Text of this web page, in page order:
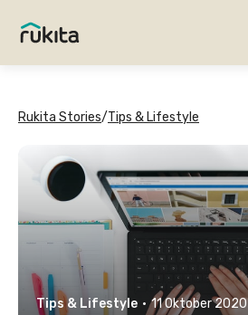
Rukita Stories/Tips & Lifestyle
Tips & Lifestyle · 11 Oktober 2020